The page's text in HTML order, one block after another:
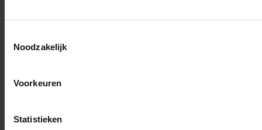
Noodzakelijk
Voorkeuren
Statistieken